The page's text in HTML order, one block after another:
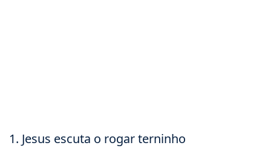
1. Jesus escuta o rogar terninho